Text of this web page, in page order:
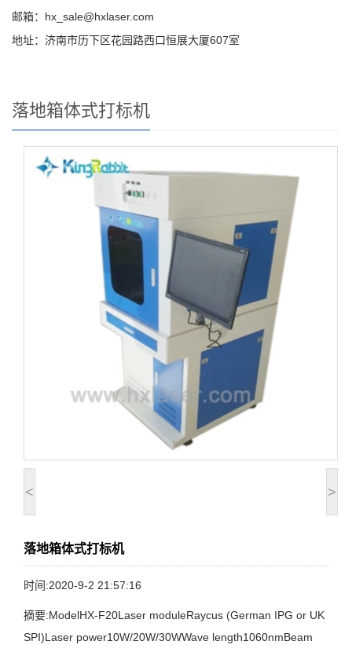
邮箱：hx_sale@hxlaser.com
地址：济南市历下区花园路西口恒展大厦607室
落地箱体式打标机
< >
落地箱体式打标机
时间:2020-9-2 21:57:16
摘要:ModelHX-F20Laser moduleRaycus (German IPG or UK
SPI)Laser power10W/20W/30WWave length1060nmBeam